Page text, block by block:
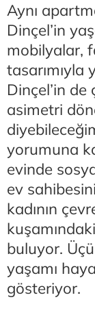
Aynı
Dinçel’in
mobilyalar,
tasarımıyla
Dinçel’in de
asimetri
yorumuna
evinde
ev
kadının
buluyor.
yaşamı
gösteriyor.